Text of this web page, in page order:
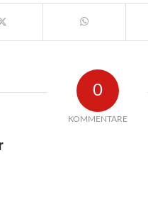
0
KOMMENTARE